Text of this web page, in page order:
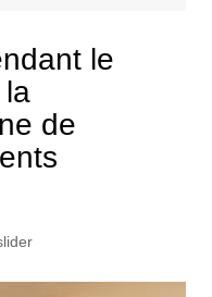
le
la
de